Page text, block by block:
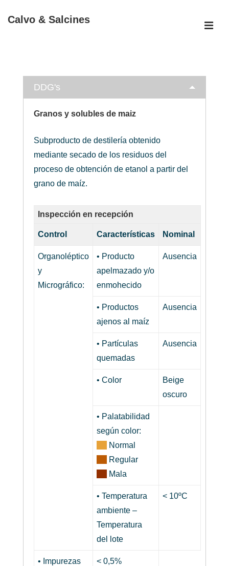
Saltar
Calvo & Salcines
DDG's
Granos y solubles de maiz
Subproducto de destilería obtenido
mediante secado de los residuos del
proceso de obtención de etanol a partir del
grano de maíz.
Inspección en recepción
Control Características Nominal
Organoléptico
y
Micrográfico:
• Producto
apelmazado y/o
enmohecido
Ausencia
• Productos
ajenos al maíz
Ausencia
• Partículas
quemadas
Ausencia
• Color
Beige
oscuro
• Palatabilidad
según color:
Normal
Regular
Mala
• Temperatura
ambiente –
Temperatura
del lote
< 10ºC
• Impurezas
< 0,5%